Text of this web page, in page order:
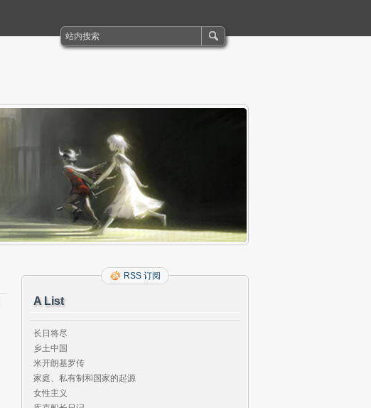
RSS 订阅
A List
长日将尽
乡土中国
米开朗基罗传
家庭、私有制和国家的起源
女性主义